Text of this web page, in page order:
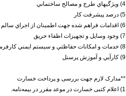
4) ويژگيهاي طرح و مصالح ساختماني
5) درصد پيشرفت كار
6) اقدامات فراهم شده جهت اطمينان از اجراي سالم پروژه
7) وجود وسايل و تجهيزات اطفاء حريق
8) خدمات و امكانات حفاظتي و سيستم ايمني كارفرما يا پيمانكار
9) كارآيي و آموزش پرسنل
**مدارک لازم جهت بررسی و پرداخت خسارت
1) اعلام کتبی خسارت در موعد مقرر در بیمه‌نامه.